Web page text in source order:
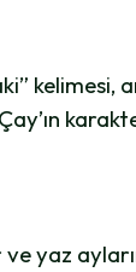
kelimesi,
yaz